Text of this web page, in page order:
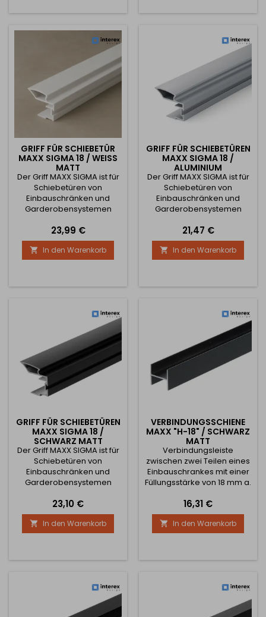
Technische Parameter:
mm 2900 mm 3800 mm
Profilbreite: 75 mm
für Türen mit Holzeinlage
Technische Parameter:
Grifftyp: MAXX SIGMA
Verwendung:...
GRIFF FÜR SCHIEBETÜR
MAXX SIGMA 18 / WEISS M
ATT
Der Griff MAXX SIGMA ist für
Schiebetüren von
Einbauschränken und
Garderobensystemen
durch eine stabile
Konstruktion, modernes
Design und einfache
Montage an der Türkante
für Türen mit Holzeinlage
Technische Parameter:
Grifftyp: MAXX SIGMA
Verwendung:...
Preis
23,99 €
 In den Warenkorb
GRIFF FÜR SCHIEBETÜREN
MAXX SIGMA 18 /
ALUMINIUM
Der Griff MAXX SIGMA ist für
Schiebetüren von
Einbauschränken und
Garderobensystemen
durch eine stabile
Konstruktion, modernes
Design und einfache
Montage an der Türkante
für Türen mit Holzeinlage
Technische Parameter:
Grifftyp: MAXX SIGMA
Verwendung:...
Preis
21,47 €
 In den Warenkorb
GRIFF FÜR SCHIEBETÜREN
MAXX SIGMA 18 /
SCHWARZ MATT
Der Griff MAXX SIGMA ist für
Schiebetüren von
Einbauschränken und
Garderobensystemen
durch eine stabile
Konstruktion, modernes
Design und einfache
Montage an der Türkante
für Türen mit Holzeinlage
Technische Parameter:
Grifftyp: MAXX SIGMA
Verwendung:...
Preis
23,10 €
 In den Warenkorb
VERBINDUNGSSCHIENE
MAXX "H-18" / SCHWARZ
MATT
Verbindungsleiste
zwischen zwei Teilen eines
Einbauschrankes mit einer
Füllungsstärke von 18 mm a.
gestalterischen Trennung
einer Einbauschranktür in
Kombination mit Holzteilen.
Lieferbar in einer Länge von
Preis
16,31 €
 In den Warenkorb